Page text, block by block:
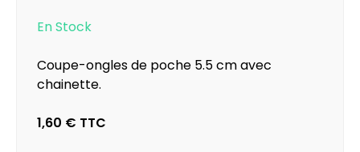
En Stock
Coupe-ongles de poche 5.5 cm avec
chainette.
1,60 € TTC